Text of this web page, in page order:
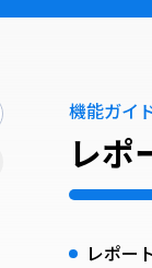
機能ガイ
レポ
レポー